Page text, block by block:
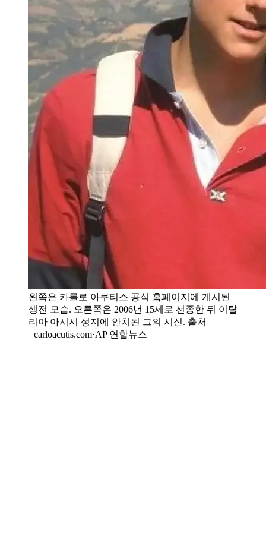
왼쪽은 카를로 아쿠티스 공식 홈페이지에 게시된
생전 모습. 오른쪽은 2006년 15세로 선종한 뒤 이탈
리아 아시시 성지에 안치된 그의 시신. 출처
=carloacutis.com·AP 연합뉴스